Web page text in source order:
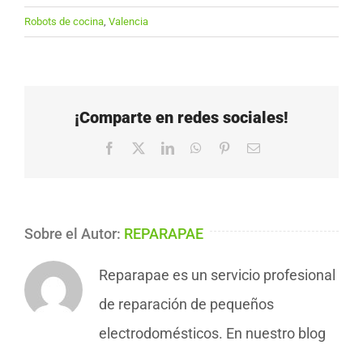
Robots de cocina, Valencia
¡Comparte en redes sociales!
Facebook LinkedInWhatsApp
PinterestCorreo
Sobre el Autor: REPARAPAE
Reparapae es un servicio profesional
de reparación de pequeños
electrodomésticos. En nuestro blog